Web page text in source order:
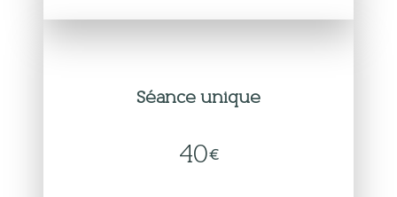
Séance unique
40€